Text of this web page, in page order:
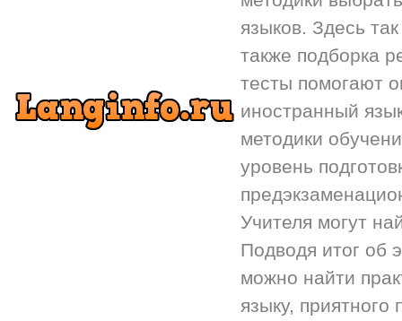
языков. Здесь
также подборка
тесты помогают
иностранный
методики
уровень
Учителя могут
Подводя итог об
можно найти
языку,